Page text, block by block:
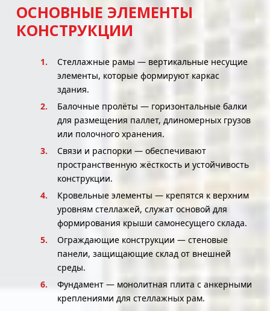
ОСНОВНЫЕ ЭЛЕМЕНТЫ
КОНСТРУКЦИИ
Стеллажные рамы — вертикальные несущие
элементы, которые формируют каркас
здания.
Балочные пролёты — горизонтальные балки
для размещения паллет, длиномерных грузов
или полочного хранения.
Связи и распорки — обеспечивают
пространственную жёсткость и устойчивость
конструкции.
Кровельные элементы — крепятся к верхним
уровням стеллажей, служат основой для
формирования крыши самонесущего склада.
Ограждающие конструкции — стеновые
панели, защищающие склад от внешней
среды.
Фундамент — монолитная плита с анкерными
креплениями для стеллажных рам.